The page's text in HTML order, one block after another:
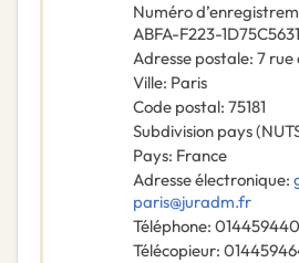
Numéro
ABFA-F223-
Adresse postale: 7 rue
Ville: Paris
Code postal: 75181
Subdivision pays
Pays: France
Adresse électronique:
paris@juradm.fr
Téléphone:
Télécopieur: